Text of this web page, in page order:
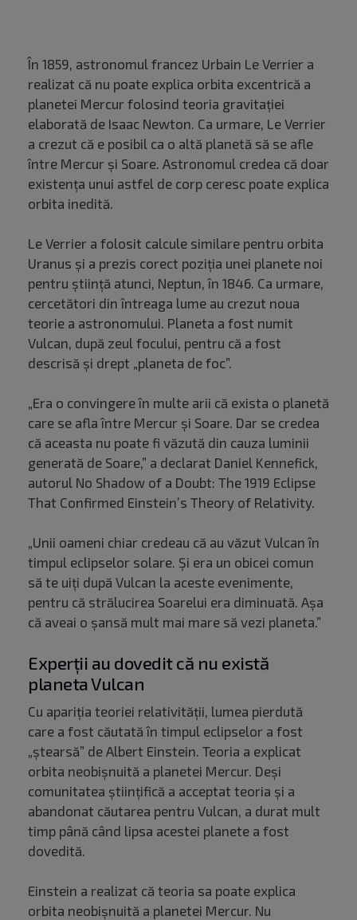
În 1859, astronomul francez Urbain Le Verrier a
realizat că nu poate explica orbita excentrică a
planetei Mercur folosind teoria gravitației
elaborată de Isaac Newton. Ca urmare, Le Verrier
a crezut că e posibil ca o altă planetă să se afle
între Mercur și Soare. Astronomul credea că doar
existența unui astfel de corp ceresc poate explica
orbita inedită.
Le Verrier a folosit calcule similare pentru orbita
Uranus și a prezis corect poziția unei planete noi
pentru știință atunci, Neptun, în 1846. Ca urmare,
cercetători din întreaga lume au crezut noua
teorie a astronomului. Planeta a fost numit
Vulcan, după zeul focului, pentru că a fost
descrisă și drept „planeta de foc”.
„Era o convingere în multe arii că exista o planetă
care se afla între Mercur și Soare. Dar se credea
că aceasta nu poate fi văzută din cauza luminii
generată de Soare,” a declarat Daniel Kennefick,
autorul No Shadow of a Doubt: The 1919 Eclipse
That Confirmed Einstein’s Theory of Relativity.
„Unii oameni chiar credeau că au văzut Vulcan în
timpul eclipselor solare. Și era un obicei comun
să te uiți după Vulcan la aceste evenimente,
pentru că strălucirea Soarelui era diminuată. Așa
că aveai o șansă mult mai mare să vezi planeta.”
Experții au dovedit că nu există
planeta Vulcan
Cu apariția teoriei relativității, lumea pierdută
care a fost căutată în timpul eclipselor a fost
„ștearsă” de Albert Einstein. Teoria a explicat
orbita neobișnuită a planetei Mercur. Deși
comunitatea științifică a acceptat teoria și a
abandonat căutarea pentru Vulcan, a durat mult
timp până când lipsa acestei planete a fost
dovedită.
Einstein a realizat că teoria sa poate explica
orbita neobișnuită a planetei Mercur. Nu